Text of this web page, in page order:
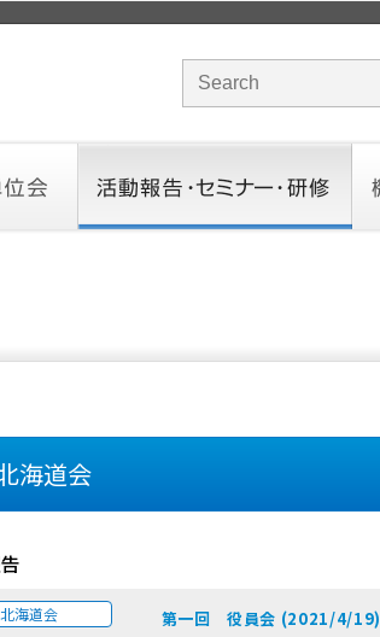
サイト内検索のキーワード
海道会
北海道会 第一回 役員会 (2021/4/19)